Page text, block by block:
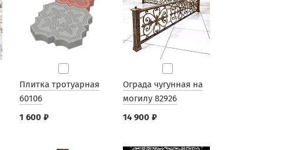
Плитка тротуарная
60106
1 600 ₽
Ограда чугунная на
могилу 82926
14 900 ₽